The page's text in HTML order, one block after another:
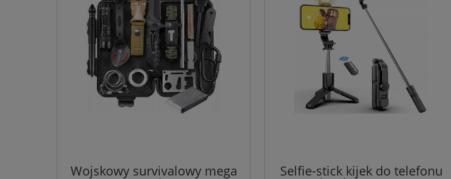
Wojskowy survivalowy mega Selfie-stick kijek do telefonu